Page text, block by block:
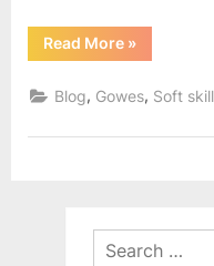
Read More“Mencintai
Hujan
Duta
Rahmat”
»
Blog, Gowes, Soft skill
Search